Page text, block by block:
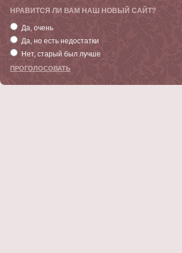
НРАВИТСЯ ЛИ ВАМ НАШ НОВЫЙ САЙТ?
Да, очень
Да, но есть недостатки
Нет, старый был лучше